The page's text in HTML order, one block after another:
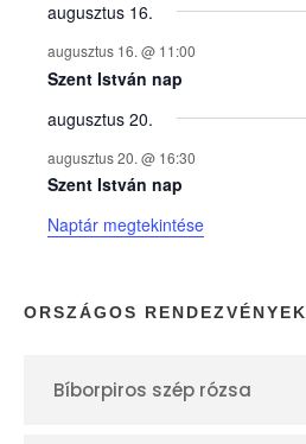
y
e
k
n
a
p
augusztus 16.
augusztus 16. @ 11:00
Szent István nap
augusztus 20.
augusztus 20. @ 16:30
Szent István nap
Naptár megtekintése
ORSZÁGOS RENDEZVÉNYEK
Bíborpiros szép rózsa